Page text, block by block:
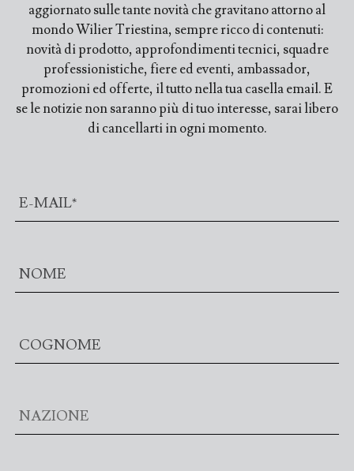
aggiornato sulle tante novità che gravitano attorno al
mondo Wilier Triestina, sempre ricco di contenuti:
novità di prodotto, approfondimenti tecnici, squadre
professionistiche, fiere ed eventi, ambassador,
promozioni ed offerte, il tutto nella tua casella email. E
se le notizie non saranno più di tuo interesse, sarai libero
di cancellarti in ogni momento.